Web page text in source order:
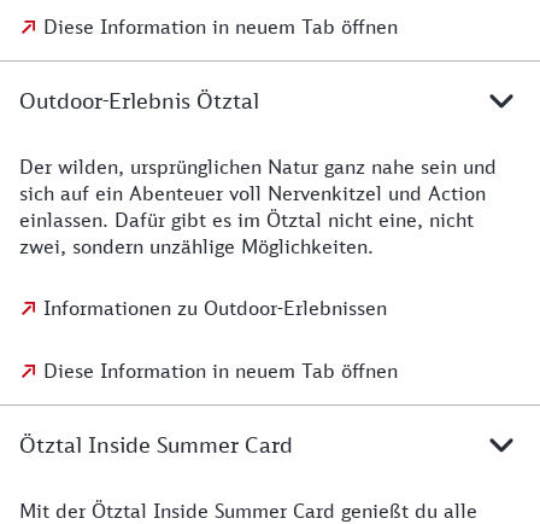
Diese Information in neuem Tab öffnen
Outdoor-Erlebnis Ötztal
Der wilden, ursprünglichen Natur ganz nahe sein und
sich auf ein Abenteuer voll Nervenkitzel und Action
einlassen. Dafür gibt es im Ötztal nicht eine, nicht
zwei, sondern unzählige Möglichkeiten.
Informationen zu Outdoor-Erlebnissen
Diese Information in neuem Tab öffnen
Ötztal Inside Summer Card
Mit der Ötztal Inside Summer Card genießt du alle